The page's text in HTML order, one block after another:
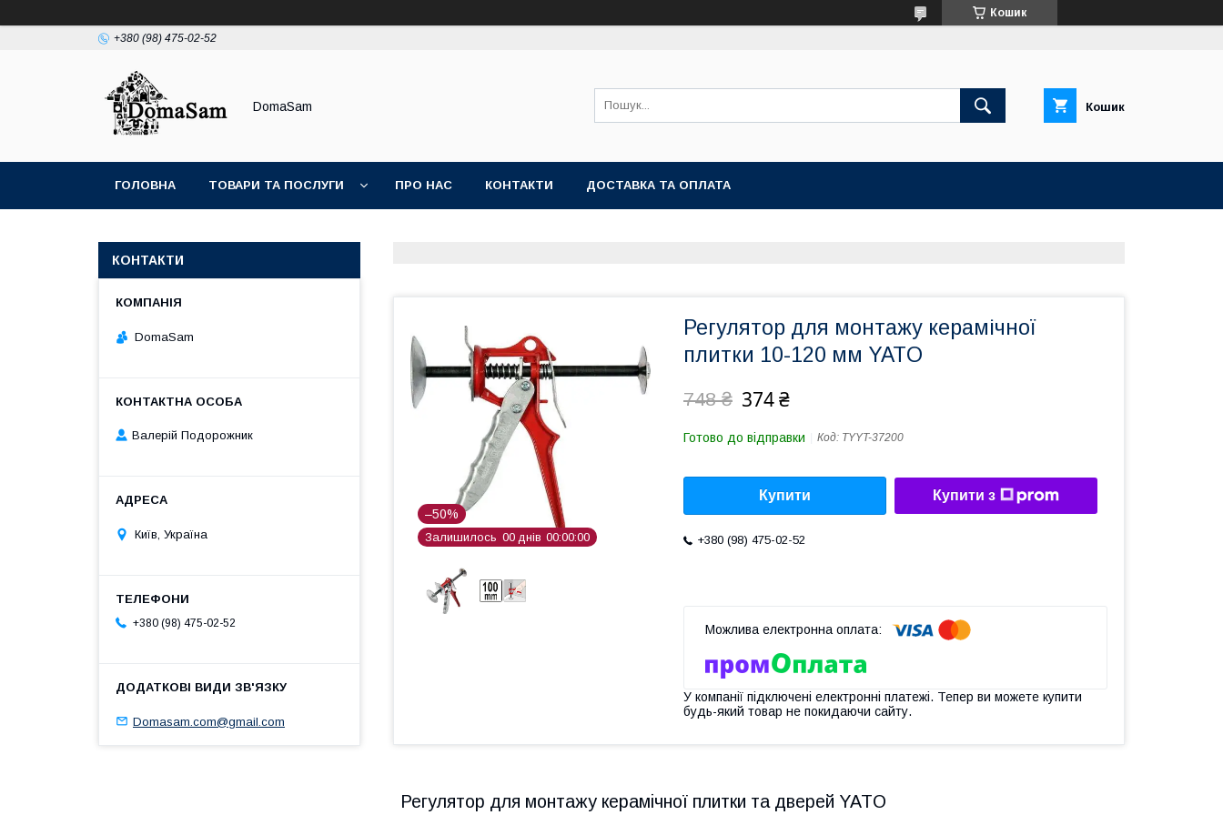
Кошик
+380 (98) 475-02-52
DomaSam Кошик
ГОЛОВНА ТОВАРИ ТА ПОСЛУГИ ПРО НАС КОНТАКТИ ДОСТАВКА ТА ОПЛАТА
–50%
Залишилось 00 днів 00 00 00
Регулятор для монтажу керамічної
плитки 10-120 мм YATO
748 ₴ 374 ₴
Готово до відправки Код: TYYT-37200
Купити Купити з
+380 (98) 475-02-52
У компанії підключені електронні платежі. Тепер ви можете купити
будь-який товар не покидаючи сайту.
Регулятор для монтажу керамічної плитки та дверей YATO
КОНТАКТИ
DomaSam
Валерій Подорожник
Київ, Україна
+380 (98) 475-02-52
Domasam.com@gmail.com